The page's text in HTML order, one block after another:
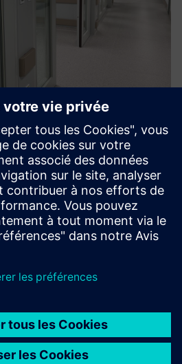
System
les pertes de pression et
croisée en bloquant les gaz, les
le bruit grâce à des portes